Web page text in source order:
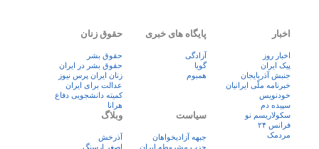
اخبار
اخبار روز
پيک ايران
جنبش آذربایجان
خبرنامه ملّی ایرانیان
خودنویس
سپیده دم
سکولاریسم نو
فرانس ۲۴
مردمک
پایگاه های خبری
آزادگی
گویا
همبوم
حقوق زنان
حقوق بشر
حقوق بشر در ایران
زنان ايران پرس نيوز
عدالت برای ایران
کمیته دانشجویی دفاع
هرانا
سیاست
جبهه آزادیخواهان
حزب مشروطه ایران
وبلاگ
آذرخش
اصغر ارسنگ